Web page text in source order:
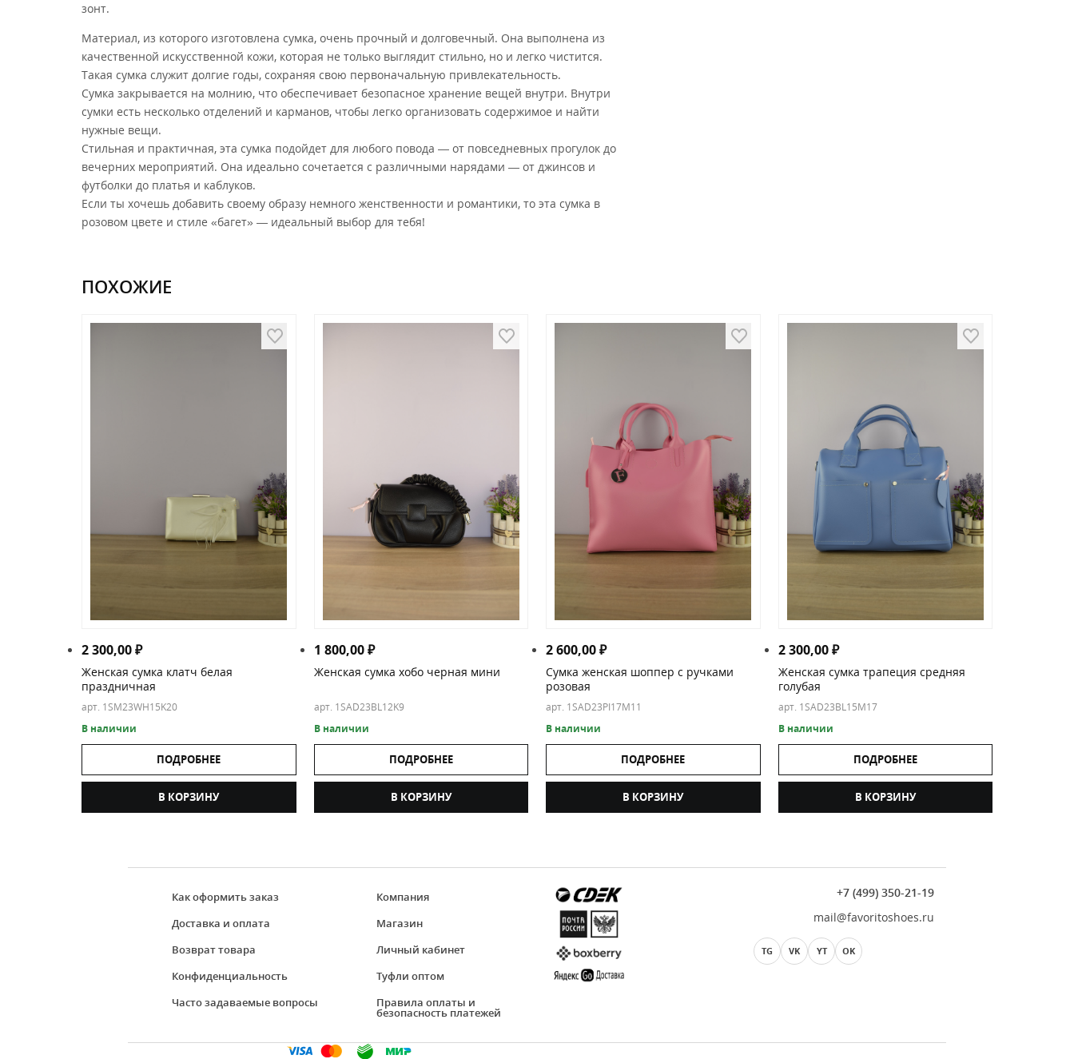
зонт.
Материал, из которого изготовлена сумка, очень прочный и долговечный. Она выполнена из
качественной искусственной кожи, которая не только выглядит стильно, но и легко чистится.
Такая сумка служит долгие годы, сохраняя свою первоначальную привлекательность.
Сумка закрывается на молнию, что обеспечивает безопасное хранение вещей внутри. Внутри
сумки есть несколько отделений и карманов, чтобы легко организовать содержимое и найти
нужные вещи.
Стильная и практичная, эта сумка подойдет для любого повода — от повседневных прогулок до
вечерних мероприятий. Она идеально сочетается с различными нарядами — от джинсов и
футболки до платья и каблуков.
Если ты хочешь добавить своему образу немного женственности и романтики, то эта сумка в
розовом цвете и стиле «багет» — идеальный выбор для тебя!
ПОХОЖИЕ
2 300,00₽
Женская сумка клатч белая
праздничная
арт. 1SM23WH15K20
В наличии
ПОДРОБНЕЕ
В КОРЗИНУ
1 800,00₽
Женская сумка хобо черная мини
арт. 1SAD23BL12K9
В наличии
ПОДРОБНЕЕ
В КОРЗИНУ
2 600,00₽
Сумка женская шоппер с ручками
розовая
арт. 1SAD23PI17M11
В наличии
ПОДРОБНЕЕ
В КОРЗИНУ
2 300,00₽
Женская сумка трапеция средняя
голубая
арт. 1SAD23BL15M17
В наличии
ПОДРОБНЕЕ
В КОРЗИНУ
Как оформить заказ
Доставка и оплата
Возврат товара
Конфиденциальность
Часто задаваемые вопросы
Компания
Магазин
Личный кабинет
Туфли оптом
Правила оплаты и
безопасность платежей
+7 (499) 350-21-19
mail@favoritoshoes.ru
TG VK YT OK